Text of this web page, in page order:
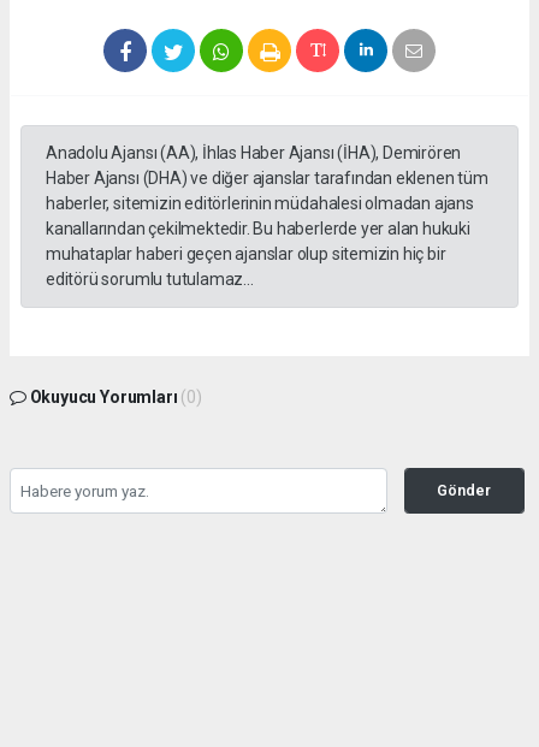
Anadolu Ajansı (AA), İhlas Haber Ajansı (İHA), Demirören
Haber Ajansı (DHA) ve diğer ajanslar tarafından eklenen tüm
haberler, sitemizin editörlerinin müdahalesi olmadan ajans
kanallarından çekilmektedir. Bu haberlerde yer alan hukuki
muhataplar haberi geçen ajanslar olup sitemizin hiç bir
editörü sorumlu tutulamaz...
Okuyucu Yorumları (0)
Gönder